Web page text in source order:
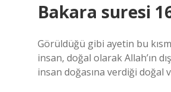
Bakara suresi
Görüldüğü gibi ayetin bu
insan, doğal olarak Allah’ın
insan doğasına verdiği doğal